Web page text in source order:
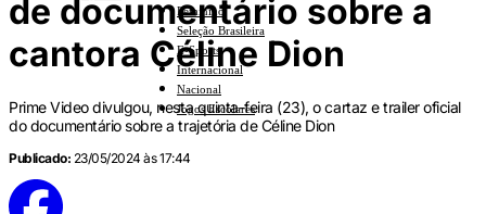
Feminino
Seleção Brasileira
E-Sports
Internacional
Nacional
Jogos Escolares
de documentário sobre a
cantora Céline Dion
Prime Video divulgou, nesta quinta-feira (23), o cartaz e trailer oficial
do documentário sobre a trajetória de Céline Dion
Publicado: 23/05/2024 às 17:44